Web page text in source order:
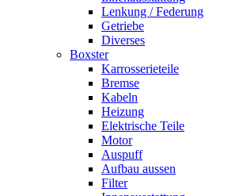
Lenkung / Federung
Getriebe
Diverses
Boxster
Karrosserieteile
Bremse
Kabeln
Heizung
Elektrische Teile
Motor
Auspuff
Aufbau aussen
Filter